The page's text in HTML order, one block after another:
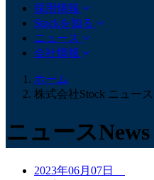
採用情報
Stockを知る
ニュース
会社情報
ホーム
株式会社Stock ニュース
ニュースNews
2023年06月07日